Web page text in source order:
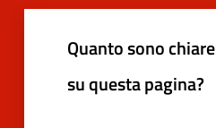
Quanto sono
su questa pagina?